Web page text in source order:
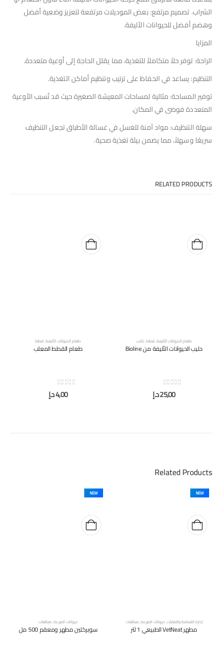
الشراب. تصميم مرتفع: بعض الموديلات مرتفعة لتعزيز وضعية أفضل
وهضم أفضل للحيوانات الأليفة.
المزايا
الراحة: توفر حلاً متكاملاً للتغذية، مما يقلل الحاجة إلى أوعية متعددة.
التنظيم: يساعد في الحفاظ على ترتيب وتنظيم أماكن التغذية.
توفير المساحة: مثالية لمساحات المعيشة الصغيرة حيث قد تُسبب الأوعية
المتعددة فوضى في المكان.
سهلة التنظيف: مواد آمنة للغسل في غسالة الأطباق تجعل التنظيف
سريعًا وسهلاً، مما يضمن بيئة تغذية صحية.
RELATED PRODUCTS
طعام الحيوانات الأليفة,قطط,كلاب
حليب الحيوانات الأليفة من Bioline
25,00د.إ
طعام الحيوانات الأليفة,قطط
طعام القطط المعلب
4,00د.إ
Related Products
NEW
إدارة القمامة والنفايات,حيوانات المزرعة,منظفات
مطهر VetNeat الطبيعي 1 لتر
NEW
حيوانات المزرعة,منظفات
سوبركلين مطهر ومعقم 500 مل